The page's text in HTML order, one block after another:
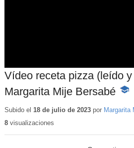
Vídeo receta pizza (leído
Margarita Mije Bersabé -
Subido el 18 de julio de 2023por Margarita
8visualizaciones